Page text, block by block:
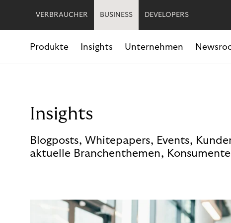
VERBRAUCHER BUSINESS DEVELOPERS
Produkte Insights Unternehmen
Insights
Blogposts, Whitepapers, Events,
aktuelle Branchenthemen,